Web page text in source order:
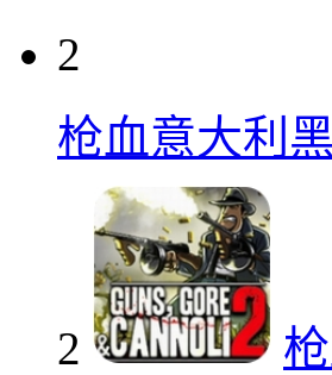
2
枪血意大利
2